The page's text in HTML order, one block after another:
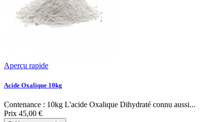
Aperçu rapide
Acide Oxalique 10kg
Contenance : 10kg L'acide Oxalique Dihydraté connu aussi...
Prix 45,00 €